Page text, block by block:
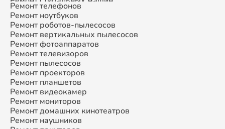
Ремонт микроволновых печей
Ремонт смарт-часов
Ремонт атс
Ремонт сплит-систем
Ремонт телефонов
Ремонт ноутбуков
Ремонт роботов-пылесосов
Ремонт вертикальных пылесосов
Ремонт фотоаппаратов
Ремонт телевизоров
Ремонт пылесосов
Ремонт проекторов
Ремонт планшетов
Ремонт видеокамер
Ремонт мониторов
Ремонт домашних кинотеатров
Ремонт наушников